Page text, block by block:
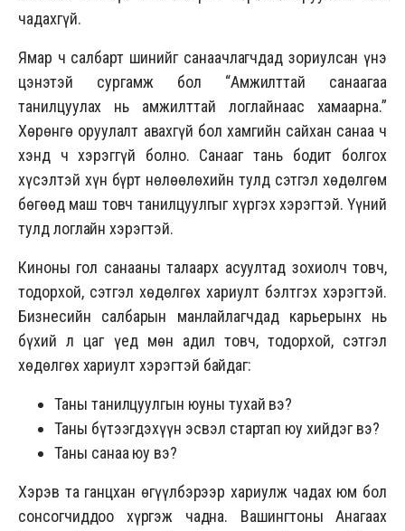
чадахгүй.
Ямар ч салбарт шинийг санаачлагчдад зориулсан үнэ
цэнэтэй сургамж бол “Амжилттай санаагаа
танилцуулах нь амжилттай логлайнаас хамаарна.”
Хөрөнгө оруулалт авахгүй бол хамгийн сайхан санаа ч
хэнд ч хэрэггүй болно. Санааг тань бодит болгох
хүсэлтэй хүн бүрт нөлөөлөхийн тулд сэтгэл хөдөлгөм
бөгөөд маш товч танилцуулгыг хүргэх хэрэгтэй. Үүний
тулд логлайн хэрэгтэй.
Киноны гол санааны талаарх асуултад зохиолч товч,
тодорхой, сэтгэл хөдөлгөх хариулт бэлтгэх хэрэгтэй.
Бизнесийн салбарын манлайлагчдад карьерынх нь
бүхий л цаг үед мөн адил товч, тодорхой, сэтгэл
хөдөлгөх хариулт хэрэгтэй байдаг:
Таны танилцуулгын юуны тухай вэ?
Таны бүтээгдэхүүн эсвэл стартап юу хийдэг вэ?
Таны санаа юу вэ?
Хэрэв та ганцхан өгүүлбэрээр хариулж чадах юм бол
сонсогчиддоо хүргэж чадна. Вашингтоны Анагаах